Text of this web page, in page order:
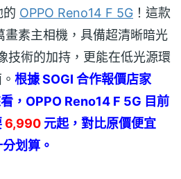
的 OPPO Reno14 F 5G ！這款
素主相機，具備超清晰暗光
技術的加持，更能在低光源環
根據 SOGI 合作報價店家
，OPPO Reno14 F 5G 目前
6,990 元起，對比原價便宜
划算。